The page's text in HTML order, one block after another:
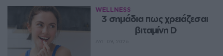
WELLNESS
3 σημάδια πως χρειάζεσαι
βιταμίνη D